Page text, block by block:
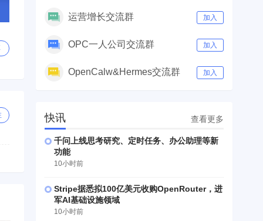
运营增长交流群 加入
OPC一人公司交流群 加入
OpenCalw&Hermes交流群 加入
快讯 查看更多
千问上线思考研究、定时任务、办公助理等新
功能
10小时前
Stripe据悉拟100亿美元收购OpenRouter，进
军AI基础设施领域
10小时前